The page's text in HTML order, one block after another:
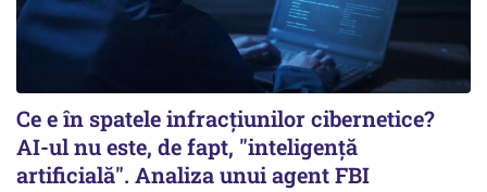
Ce e în spatele infracţiunilor cibernetice?
AI-ul nu este, de fapt, "inteligenţă
artificială". Analiza unui agent FBI